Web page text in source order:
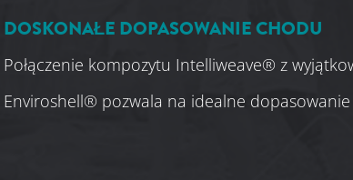
DOSKONAŁE DOPASOWANIE CHODU
Połączenie kompozytu Intelliweave® z
Enviroshell® pozwala na idealne